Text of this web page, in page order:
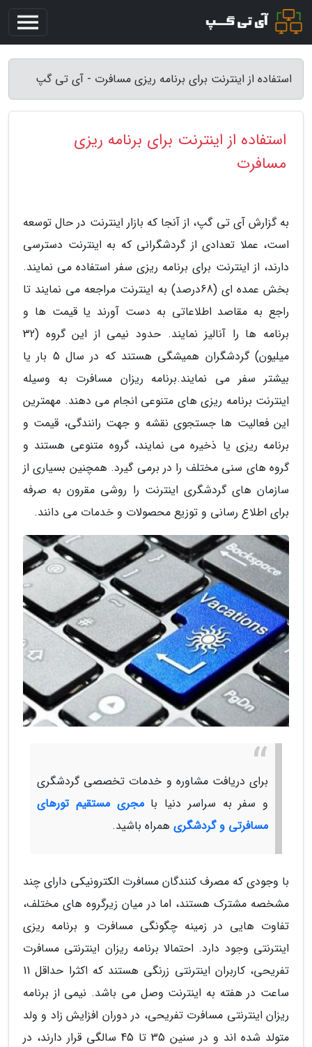
استفاده از اینترنت برای برنامه ریزی مسافرت - آی تی گپ
استفاده از اینترنت برای برنامه ریزی
مسافرت
به گزارش آی تی گپ، از آنجا که بازار اینترنت در حال توسعه
است، عملا تعدادی از گردشگرانی که به اینترنت دسترسی
دارند، از اینترنت برای برنامه ریزی سفر استفاده می نمایند.
بخش عمده ای (68درصد) به اینترنت مراجعه می نمایند تا
راجع به مقاصد اطلاعاتی به دست آورند یا قیمت ها و
برنامه ها را آنالیز نمایند. حدود نیمی از این گروه (32
میلیون) گردشگران همیشگی هستند که در سال 5 بار یا
بیشتر سفر می نمایند.برنامه ریزان مسافرت به وسیله
اینترنت برنامه ریزی های متنوعی انجام می دهند. مهمترین
این فعالیت ها جستجوی نقشه و جهت رانندگی، قیمت و
برنامه ریزی یا ذخیره می نمایند، گروه متنوعی هستند و
گروه های سنی مختلف را در برمی گیرد. همچنین بسیاری از
سازمان های گردشگری اینترنت را روشی مقرون به صرفه
برای اطلاع رسانی و توزیع محصولات و خدمات می دانند.
برای دریافت مشاوره و خدمات تخصصی گردشگری
و سفر به سراسر دنیا بامجری مستقیم تورهای
مسافرتی و گردشگری همراه باشید.
با وجودی که مصرف کنندگان مسافرت الکترونیکی دارای چند
مشخصه مشترک هستند، اما در میان زیرگروه های مختلف،
تفاوت هایی در زمینه چگونگی مسافرت و برنامه ریزی
اینترنتی وجود دارد. احتمالا برنامه ریزان اینترنتی مسافرت
تفریحی، کاربران اینترنتی زرنگی هستند که اکثرا حداقل 11
ساعت در هفته به اینترنت وصل می باشد. نیمی از برنامه
ریزان اینترنتی مسافرت تفریحی، در دوران افزایش زاد و ولد
متولد شده اند و در سنین 35 تا 45 سالگی قرار دارند، در